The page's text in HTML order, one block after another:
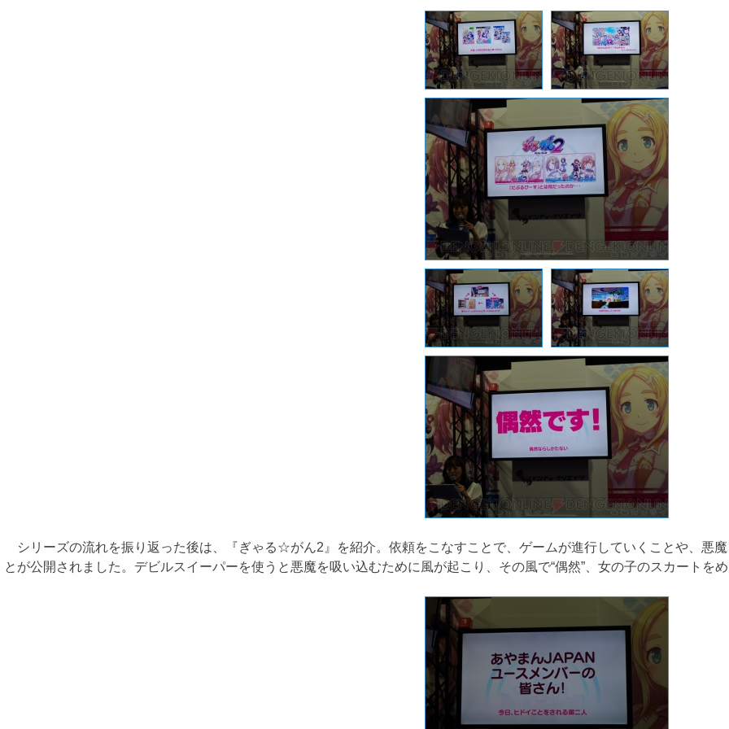
シリーズの流れを振り返った後は、『ぎゃる☆がん2』を紹介。依頼をこなすことで、ゲームが進行していくことや、悪
とが公開されました。デビルスイーパーを使うと悪魔を吸い込むために風が起こり、その風で“偶然”、女の子のスカートを